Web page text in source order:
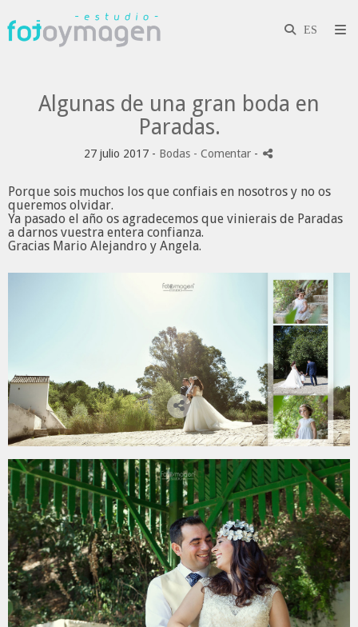
Algunas de una gran boda en
Paradas.
27 julio 2017 - Bodas - Comentar -
Porque sois muchos los que confiais en nosotros y no os
queremos olvidar.
Ya pasado el año os agradecemos que vinierais de Paradas
a darnos vuestra entera confianza.
Gracias Mario Alejandro y Angela.